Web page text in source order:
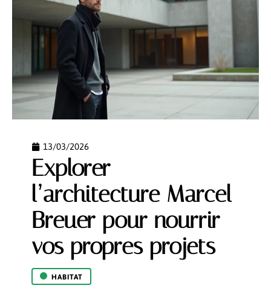
13/03/2026
Explorer
l’architecture Marcel
Breuer pour nourrir
vos propres projets
HABITAT